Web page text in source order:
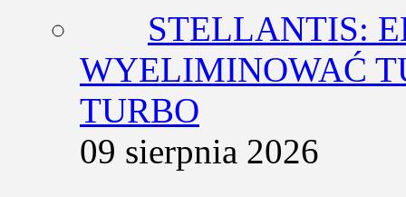
STELLANTIS:
WYELIMINOWAĆ
TURBO
09 sierpnia 2026